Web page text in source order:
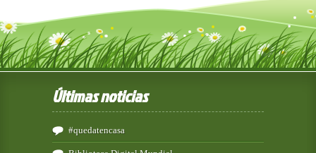
Últimas noticias
#quedatencasa